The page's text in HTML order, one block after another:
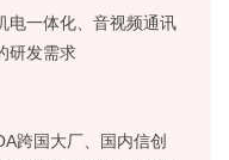
电一体化、音视频通讯
研发需求
跨国大厂、国内信创